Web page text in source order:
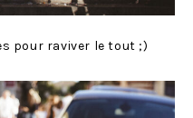
pour raviver le tout ;)